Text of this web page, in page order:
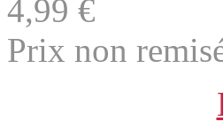
4,99 €
Prix non